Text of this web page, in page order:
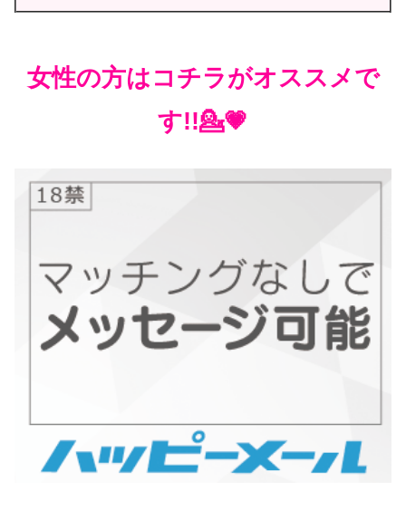
女性の方はコチラがオススメで
す!!💁💗